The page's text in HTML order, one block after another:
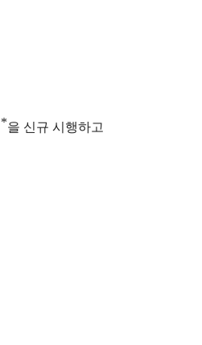
*을 신규 시행하고